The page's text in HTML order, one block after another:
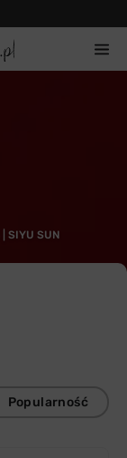
| SIYU SUN
Popularność